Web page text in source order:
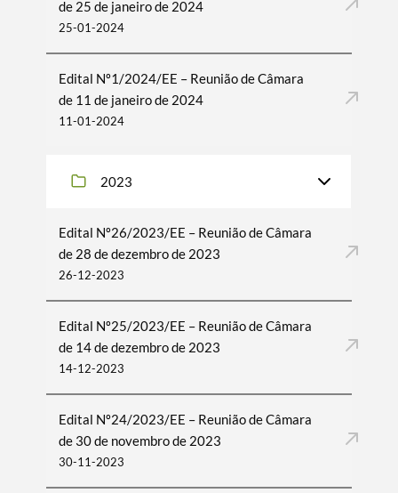
de 25 de janeiro de 2024
25-01-2024
Edital Nº1/2024/EE – Reunião de Câmara
de 11 de janeiro de 2024
11-01-2024
2023
Edital Nº26/2023/EE – Reunião de Câmara
de 28 de dezembro de 2023
26-12-2023
Edital Nº25/2023/EE – Reunião de Câmara
de 14 de dezembro de 2023
14-12-2023
Edital Nº24/2023/EE – Reunião de Câmara
de 30 de novembro de 2023
30-11-2023